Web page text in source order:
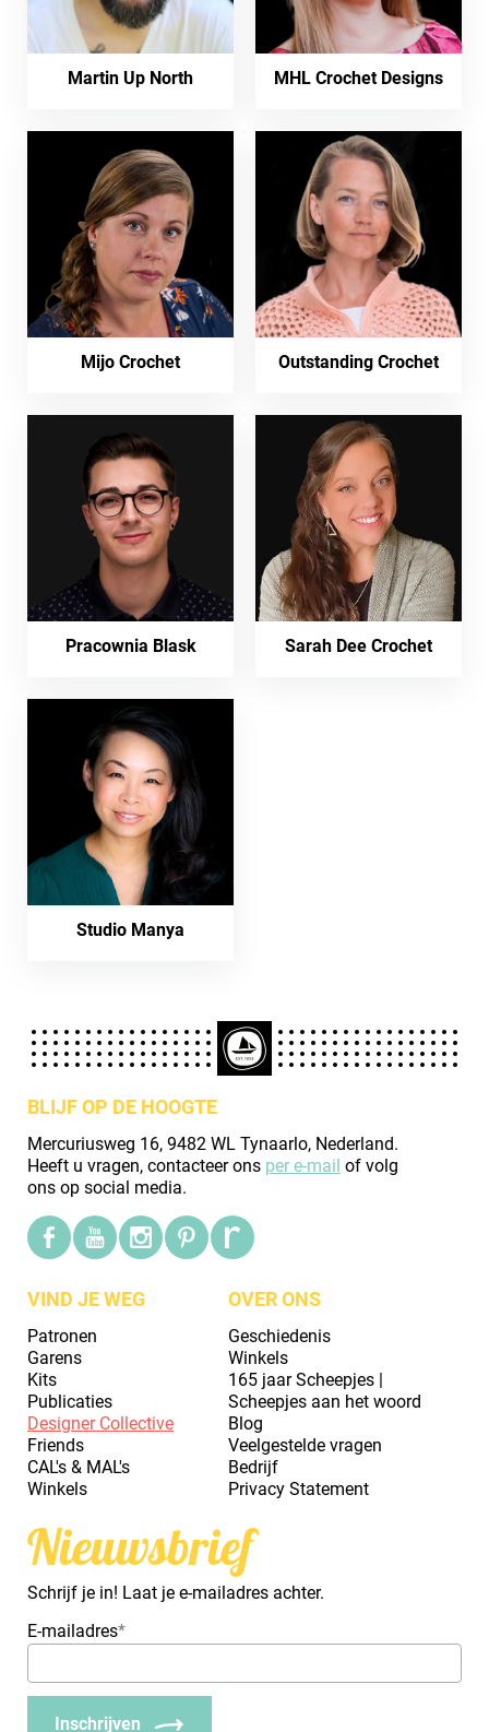
Martin Up North MHL Crochet Designs
Mijo Crochet Outstanding Crochet
Pracownia Blask Sarah Dee Crochet
Studio Manya
BLIJF OP DE HOOGTE
Mercuriusweg 16, 9482 WL Tynaarlo, Nederland.
Heeft u vragen, contacteer ons per e-mail of volg
ons op social media.
VIND JE WEG
Patronen
Garens
Kits
Publicaties
Designer Collective
Friends
CAL's & MAL's
Winkels
OVER ONS
Geschiedenis
Winkels
165 jaar Scheepjes |
Scheepjes aan het woord
Blog
Veelgestelde vragen
Bedrijf
Privacy Statement
Nieuwsbrief
Schrijf je in! Laat je e-mailadres achter.
E-mailadres*
Inschrijven